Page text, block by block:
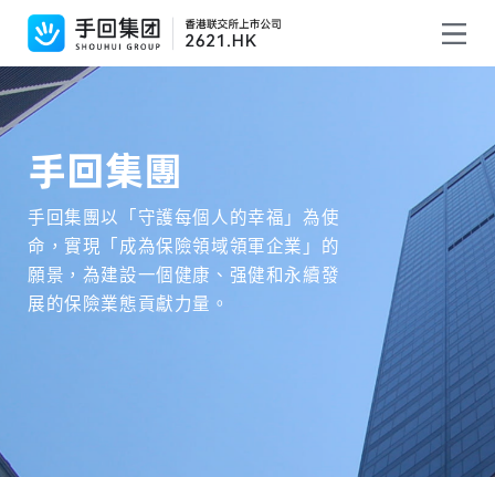
手回集團
手回集團以「守護每個人的幸福」為使
命，實現「成為保險領域領軍企業」的
願景，為建設一個健康、强健和永續發
展的保險業態貢獻力量。